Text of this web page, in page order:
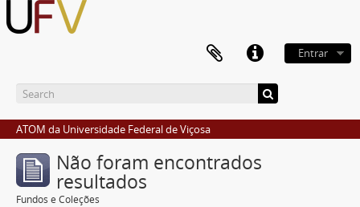
Entrar
ATOM da Universidade Federal de Viçosa
Não foram encontrados
resultados
Fundos e Coleções